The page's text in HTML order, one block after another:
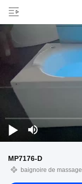
MP7176-D
baignoire de massage